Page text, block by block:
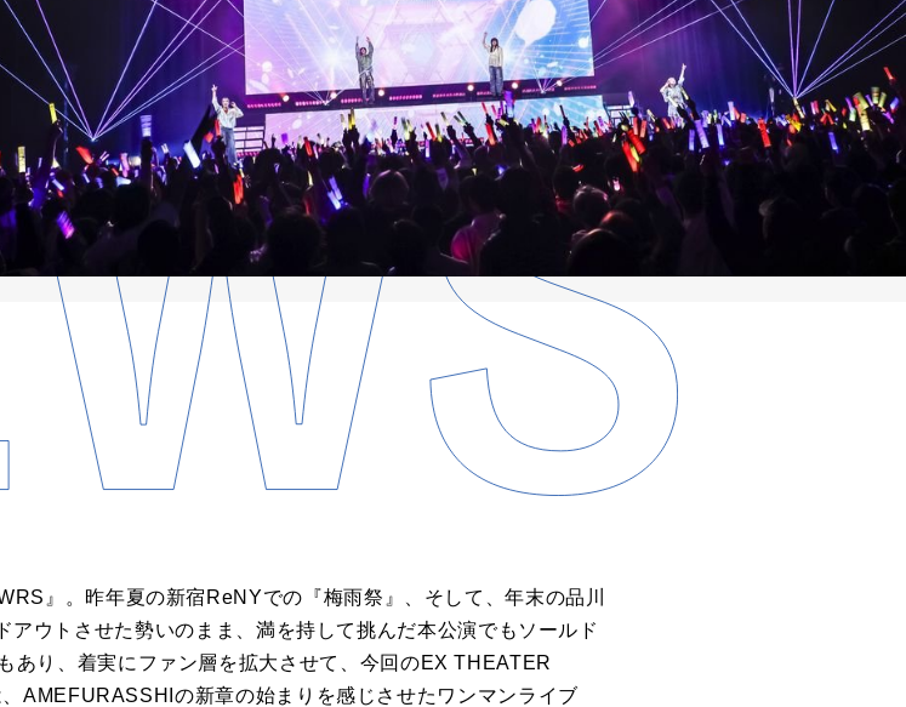
』。昨年夏の新宿 ReNYでの『梅雨祭』、そして、年末の品川
ウトさせた勢いのまま、満を持して挑んだ本公演でもソールド
あり、着実にファン層を拡大させて、今回のEX THEATER
AMEFURASSHIの新章の始まりを感じさせたワンマンライブ